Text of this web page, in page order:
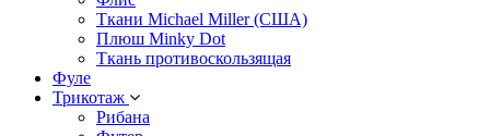
Ткани Michael Miller (США)
Плюш Minky Dot
Ткань противоскользящая
Фуле
Трикотаж
Рибана